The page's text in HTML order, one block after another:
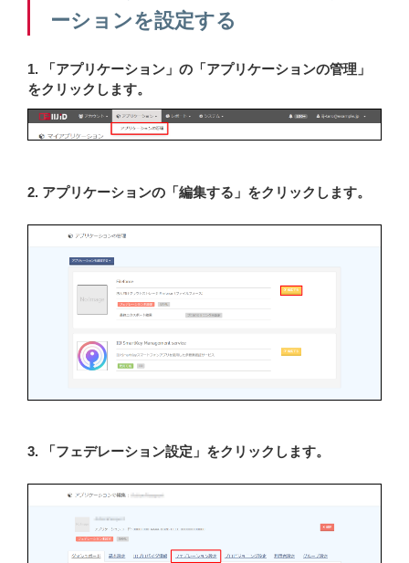
ーションを設定する
1. 「アプリケーション」の「アプリケーションの管理」
をクリックします。
2. アプリケーションの「編集する」をクリックします。
3. 「フェデレーション設定」をクリックします。